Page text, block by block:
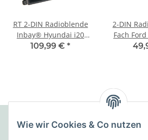
RT 2-DIN Radioblende
Inbay® Hyundai i20
schwarz
109,99 € *
2-DIN
Fach
Display)
Wie wir Cookies & Co nutzen